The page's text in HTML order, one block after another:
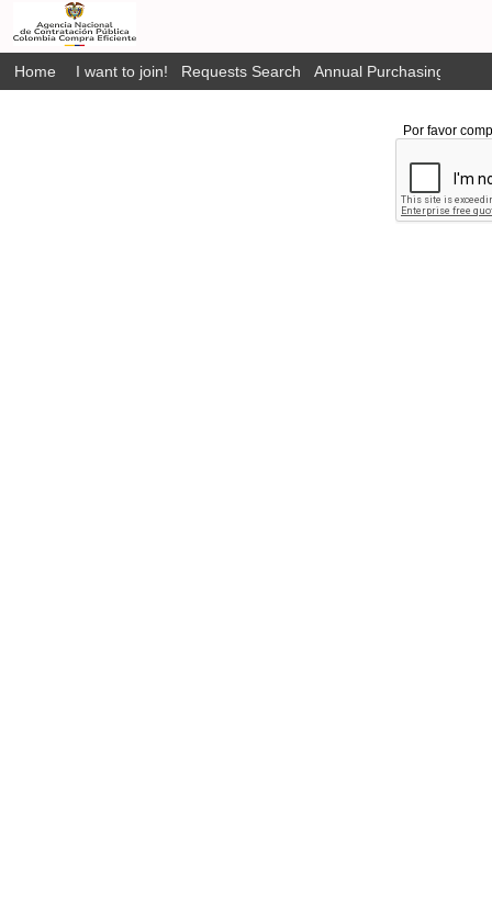
Home I want to join! Requests Search Annual Purchasing Plan
Por favor